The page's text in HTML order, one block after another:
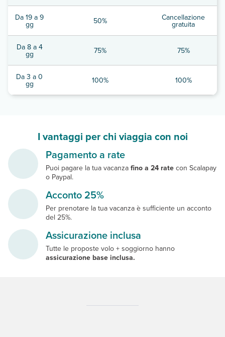
Da 19 a 9
gg 50% Cancellazione
gratuita
Da 8 a 4
gg 75% 75%
Da 3 a 0
gg 100% 100%
I vantaggi per chi viaggia con noi
Pagamento a rate
Puoi pagare la tua vacanza fino a 24 rate con Scalapay
o Paypal.
Acconto 25%
Per prenotare la tua vacanza è sufficiente un acconto
del 25%.
Assicurazione inclusa
Tutte le proposte volo + soggiorno hanno
assicurazione base inclusa.